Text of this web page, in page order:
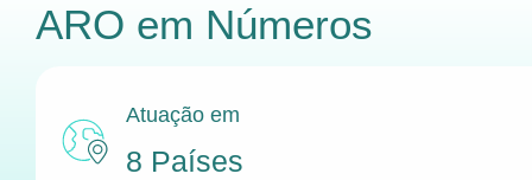
ARO em Números
Atuação em
8 Países